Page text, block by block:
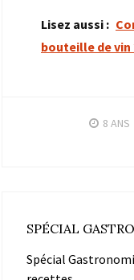
Lisez aussi :
bouteille de vin
8 ANS
SPÉCIAL
Spécial